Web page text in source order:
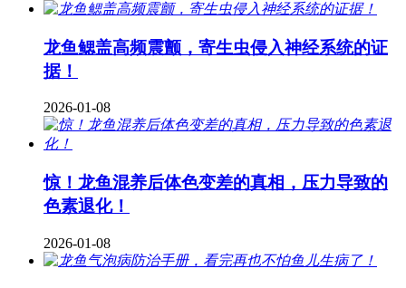
龙鱼鳃盖高频震颤，寄生虫侵入神经系统的证
据！
2026-01-08
惊！龙鱼混养后体色变差的真相，压力导致的
色素退化！
2026-01-08